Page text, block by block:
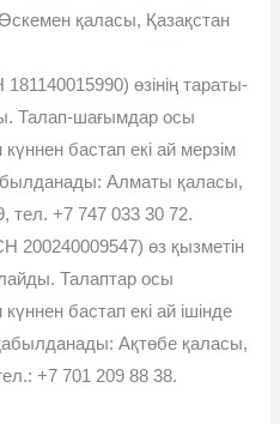
қаласы, Қазақстан
өзінің тараты-
Талап-шағымдар осы
бастап екі ай мерзім
Алматы қаласы,
тел. +7 747 033 30 72.
өз қызметін
Талаптар осы
бастап екі ай ішінде
Ақтөбе қаласы,
+7 701 209 88 38.